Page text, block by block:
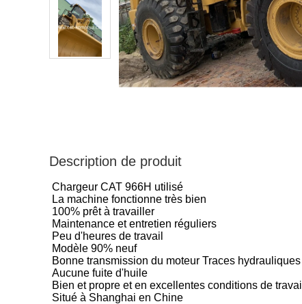
Description de produit
Chargeur CAT 966H utilisé
La machine fonctionne très bien
100% prêt à travailler
Maintenance et entretien réguliers
Peu d'heures de travail
Modèle 90% neuf
Bonne transmission du moteur Traces hydrauliques
Aucune fuite d'huile
Bien et propre et en excellentes conditions de travail
Situé à Shanghai en Chine